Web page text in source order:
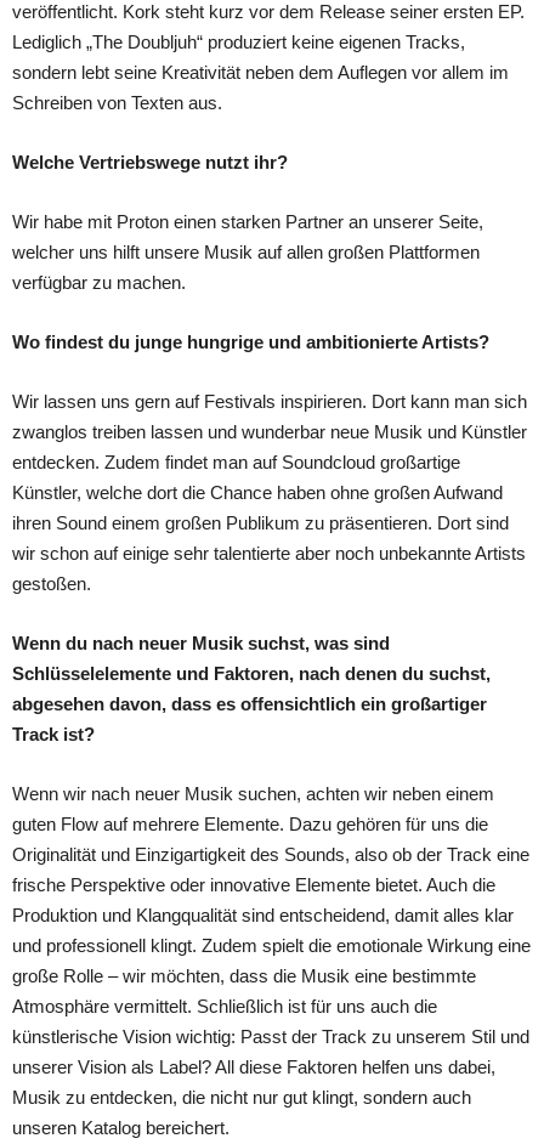
veröffentlicht. Kork steht kurz vor dem Release seiner ersten EP.
Lediglich „The Doubljuh“ produziert keine eigenen Tracks,
sondern lebt seine Kreativität neben dem Auflegen vor allem im
Schreiben von Texten aus.
Welche Vertriebswege nutzt ihr?
Wir habe mit Proton einen starken Partner an unserer Seite,
welcher uns hilft unsere Musik auf allen großen Plattformen
verfügbar zu machen.
Wo findest du junge hungrige und ambitionierte Artists?
Wir lassen uns gern auf Festivals inspirieren. Dort kann man sich
zwanglos treiben lassen und wunderbar neue Musik und Künstler
entdecken. Zudem findet man auf Soundcloud großartige
Künstler, welche dort die Chance haben ohne großen Aufwand
ihren Sound einem großen Publikum zu präsentieren. Dort sind
wir schon auf einige sehr talentierte aber noch unbekannte Artists
gestoßen.
Wenn du nach neuer Musik suchst, was sind
Schlüsselelemente und Faktoren, nach denen du suchst,
abgesehen davon, dass es offensichtlich ein großartiger
Track ist?
Wenn wir nach neuer Musik suchen, achten wir neben einem
guten Flow auf mehrere Elemente. Dazu gehören für uns die
Originalität und Einzigartigkeit des Sounds, also ob der Track eine
frische Perspektive oder innovative Elemente bietet. Auch die
Produktion und Klangqualität sind entscheidend, damit alles klar
und professionell klingt. Zudem spielt die emotionale Wirkung eine
große Rolle – wir möchten, dass die Musik eine bestimmte
Atmosphäre vermittelt. Schließlich ist für uns auch die
künstlerische Vision wichtig: Passt der Track zu unserem Stil und
unserer Vision als Label? All diese Faktoren helfen uns dabei,
Musik zu entdecken, die nicht nur gut klingt, sondern auch
unseren Katalog bereichert.